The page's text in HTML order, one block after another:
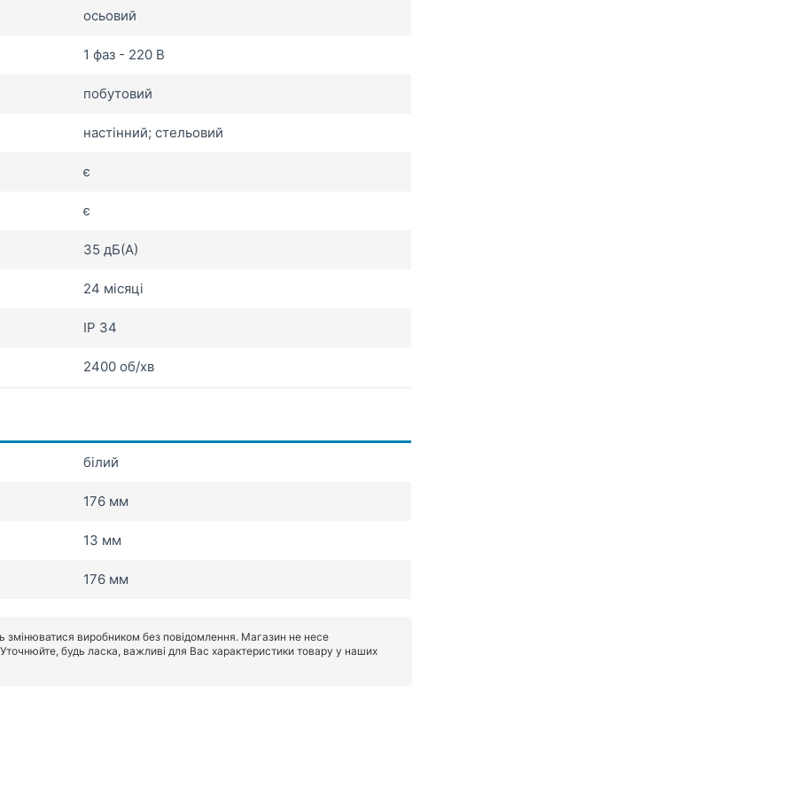
осьовий
1 фаз - 220 В
побутовий
настінний; стельовий
є
є
35 дБ(А)
24 місяці
IP 34
2400 об/хв
білий
176 мм
13 мм
176 мм
змінюватися виробником без повідомлення. Магазин не несе
будь ласка, важливі для Вас характеристики товару у наших